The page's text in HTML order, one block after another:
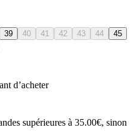
39 40 41 42 43 44
45
d’acheter
supérieures à 35.00€, sinon